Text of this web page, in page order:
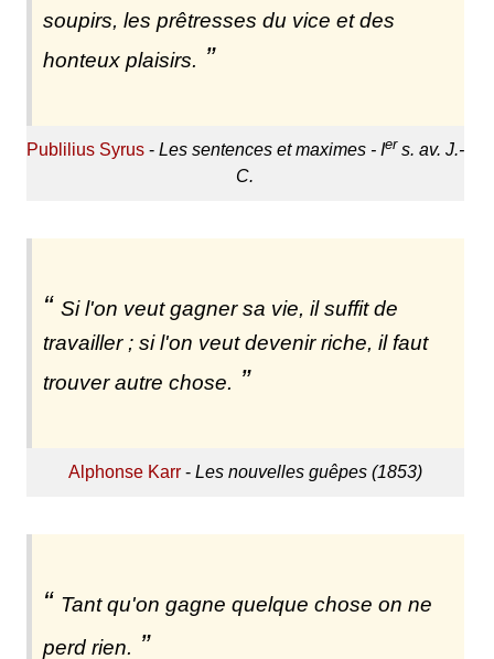
soupirs, les prêtresses du vice et des
honteux plaisirs.
Publilius Syrus- Les sentences et maximes - Iers. av. J.-
C.
Si l'on veut gagner sa vie, il suffit de
travailler ; si l'on veut devenir riche, il faut
trouver autre chose.
Alphonse Karr- Les nouvelles guêpes (1853)
Tant qu'on gagne quelque chose on ne
perd rien.